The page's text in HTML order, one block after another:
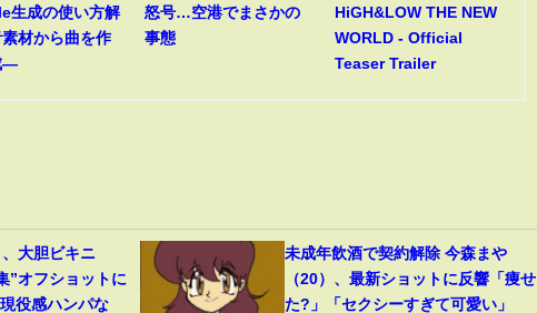
生成の使い方解
材から曲を作
―
怒号…空港でまさかの
事態
HiGH&LOW THE NEW
WORLD - Official
Teaser Trailer
大胆ビキニ
”オフショットに
役感ハンパな
未成年飲酒で契約解除 今森まや
（20）、最新ショットに反響「痩せ
た?」「セクシーすぎて可愛い」